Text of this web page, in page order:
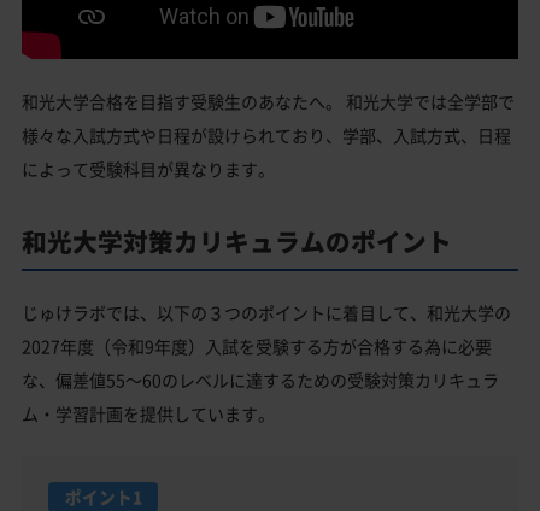
和光大学合格を目指す受験生のあなたへ。 和光大学では全学部で
様々な入試方式や日程が設けられており、学部、入試方式、日程
によって受験科目が異なります。
和光大学対策カリキュラムのポイント
じゅけラボでは、以下の３つのポイントに着目して、和光大学の
2027年度（令和9年度）入試を受験する方が合格する為に必要
な、偏差値55～60のレベルに達するための受験対策カリキュラ
ム・学習計画を提供しています。
ポイント1